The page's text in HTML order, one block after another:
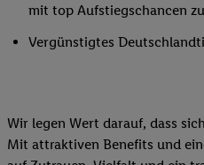
mit top Aufstiegschancen
Vergünstigtes
Wir legen Wert darauf, dass
Mit attraktiven Benefits und